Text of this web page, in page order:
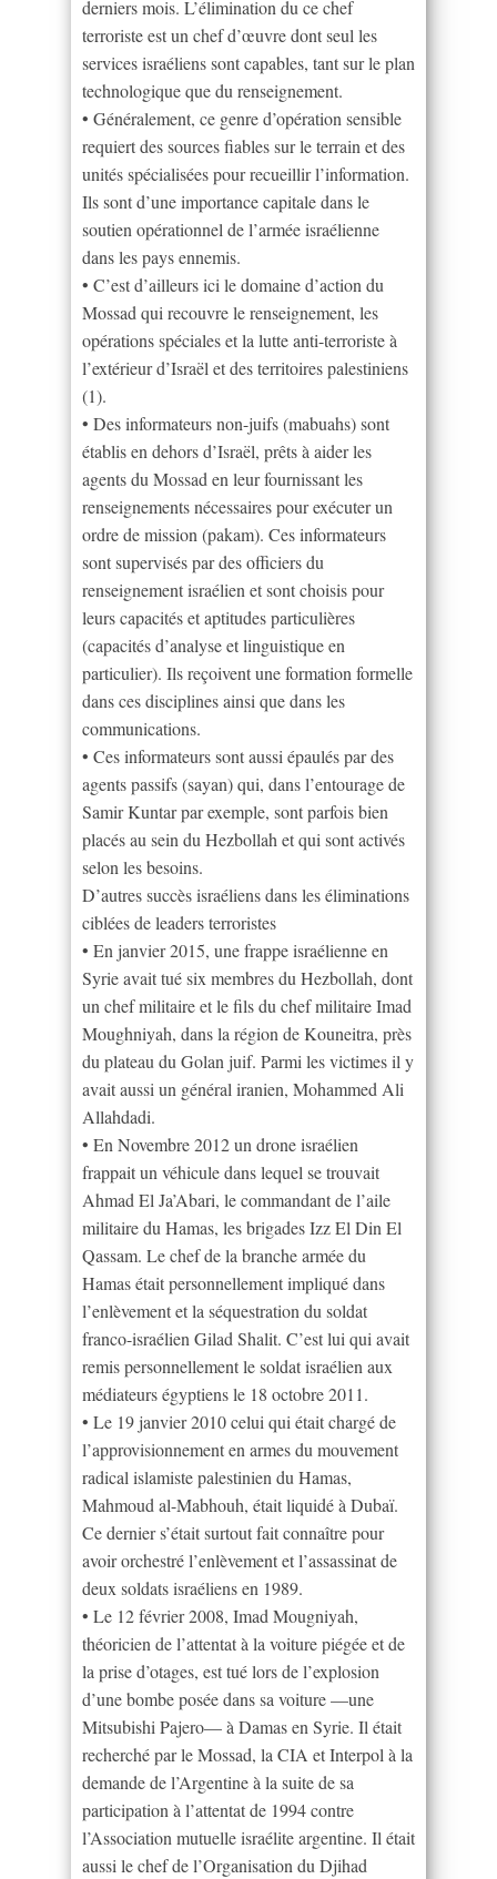
derniers mois. L’élimination du ce chef
terroriste est un chef d’œuvre dont seul les
services israéliens sont capables, tant sur le plan
technologique que du renseignement.
• Généralement, ce genre d’opération sensible
requiert des sources fiables sur le terrain et des
unités spécialisées pour recueillir l’information.
Ils sont d’une importance capitale dans le
soutien opérationnel de l’armée israélienne
dans les pays ennemis.
• C’est d’ailleurs ici le domaine d’action du
Mossad qui recouvre le renseignement, les
opérations spéciales et la lutte anti-terroriste à
l’extérieur d’Israël et des territoires palestiniens
(1).
• Des informateurs non-juifs (mabuahs) sont
établis en dehors d’Israël, prêts à aider les
agents du Mossad en leur fournissant les
renseignements nécessaires pour exécuter un
ordre de mission (pakam). Ces informateurs
sont supervisés par des officiers du
renseignement israélien et sont choisis pour
leurs capacités et aptitudes particulières
(capacités d’analyse et linguistique en
particulier). Ils reçoivent une formation formelle
dans ces disciplines ainsi que dans les
communications.
• Ces informateurs sont aussi épaulés par des
agents passifs (sayan) qui, dans l’entourage de
Samir Kuntar par exemple, sont parfois bien
placés au sein du Hezbollah et qui sont activés
selon les besoins.
D’autres succès israéliens dans les éliminations
ciblées de leaders terroristes
• En janvier 2015, une frappe israélienne en
Syrie avait tué six membres du Hezbollah, dont
un chef militaire et le fils du chef militaire Imad
Moughniyah, dans la région de Kouneitra, près
du plateau du Golan juif. Parmi les victimes il y
avait aussi un général iranien, Mohammed Ali
Allahdadi.
• En Novembre 2012 un drone israélien
frappait un véhicule dans lequel se trouvait
Ahmad El Ja’Abari, le commandant de l’aile
militaire du Hamas, les brigades Izz El Din El
Qassam. Le chef de la branche armée du
Hamas était personnellement impliqué dans
l’enlèvement et la séquestration du soldat
franco-israélien Gilad Shalit. C’est lui qui avait
remis personnellement le soldat israélien aux
médiateurs égyptiens le 18 octobre 2011.
• Le 19 janvier 2010 celui qui était chargé de
l’approvisionnement en armes du mouvement
radical islamiste palestinien du Hamas,
Mahmoud al-Mabhouh, était liquidé à Dubaï.
Ce dernier s’était surtout fait connaître pour
avoir orchestré l’enlèvement et l’assassinat de
deux soldats israéliens en 1989.
• Le 12 février 2008, Imad Mougniyah,
théoricien de l’attentat à la voiture piégée et de
la prise d’otages, est tué lors de l’explosion
d’une bombe posée dans sa voiture —une
Mitsubishi Pajero— à Damas en Syrie. Il était
recherché par le Mossad, la CIA et Interpol à la
demande de l’Argentine à la suite de sa
participation à l’attentat de 1994 contre
l’Association mutuelle israélite argentine. Il était
aussi le chef de l’Organisation du Djihad